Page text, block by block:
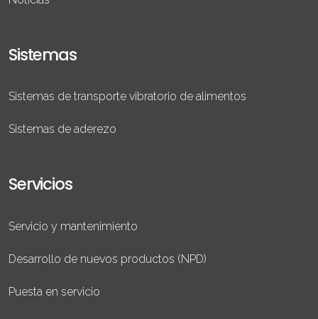
Sistemas
Sistemas de transporte vibratorio de alimentos
Sistemas de aderezo
Servicios
Servicio y mantenimiento
Desarrollo de nuevos productos (NPD)
Puesta en servicio